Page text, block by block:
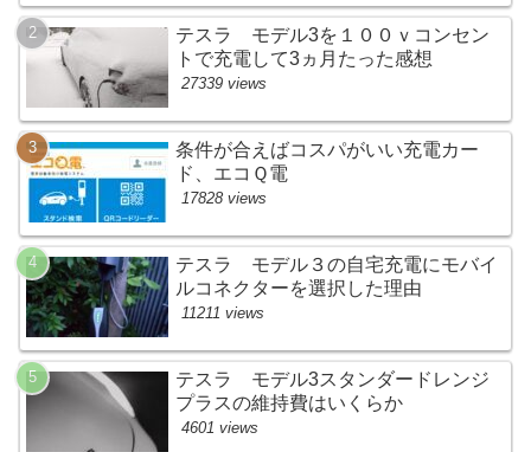
テスラ モデル3を１００ｖコンセン
トで充電して3ヵ月たった感想
27339 views
条件が合えばコスパがいい充電カー
ド、エコＱ電
17828 views
テスラ モデル３の自宅充電にモバイ
ルコネクターを選択した理由
11211 views
テスラ モデル3スタンダードレンジ
プラスの維持費はいくらか
4601 views